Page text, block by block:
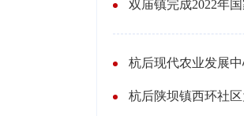
双庙镇完成2022年
杭后现代农业发展
杭后陕坝镇西环社